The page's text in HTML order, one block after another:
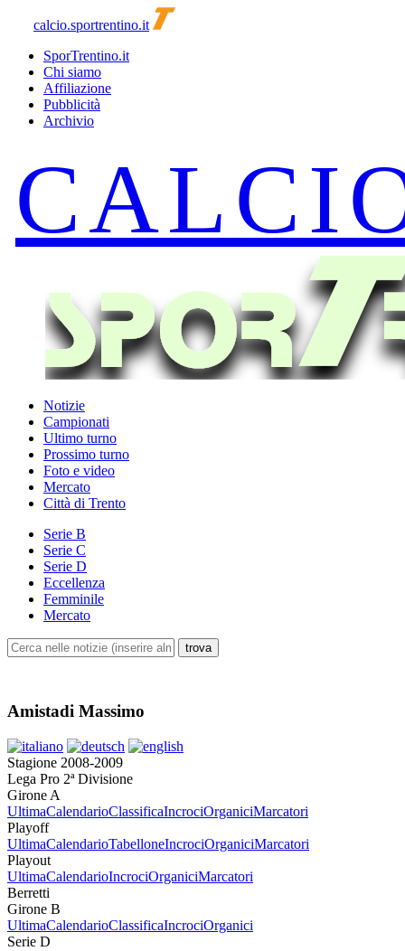
calcio.sportrentino.it
SporTrentino.it
Chi siamo
Affiliazione
Pubblicità
Archivio
Notizie
Campionati
Ultimo turno
Prossimo turno
Foto e video
Mercato
Città di Trento
Serie B
Serie C
Serie D
Eccellenza
Femminile
Mercato
Amistadi Massimo
Stagione 2008-2009
Lega Pro 2ª Divisione
Girone A
UltimaCalendarioClassificaIncrociOrganiciMarcatori
Playoff
UltimaCalendarioTabelloneIncrociOrganiciMarcatori
Playout
UltimaCalendarioIncrociOrganiciMarcatori
Berretti
Girone B
UltimaCalendarioClassificaIncrociOrganici
Serie D